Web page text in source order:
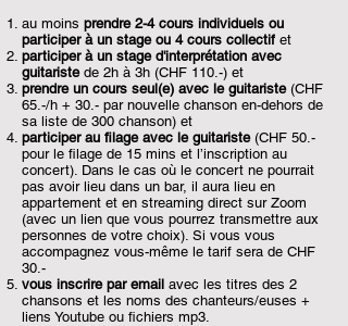
au moins prendre 2-4 cours individuels ou
participer à un stage ou 4 cours collectif et
participer à un stage d'interprétation avec
guitaristede 2h à 3h (CHF 110.-) et
prendre un cours seul(e) avec le guitariste(CHF
65.-/h + 30.- par nouvelle chanson en-dehors de
sa liste de 300 chanson) et
participer au filage avec le guitariste(CHF 50.-
pour le filage de 15 mins et l’inscription au
concert). Dans le cas où le concert ne pourrait
pas avoir lieu dans un bar, il aura lieu en
appartement et en streaming direct sur Zoom
(avec un lien que vous pourrez transmettre aux
personnes de votre choix). Si vous vous
accompagnez vous-même le tarif sera de CHF
30.-
vous inscrire par email avec les titres des 2
chansons et les noms des chanteurs/euses +
liens Youtube ou fichiers mp3.